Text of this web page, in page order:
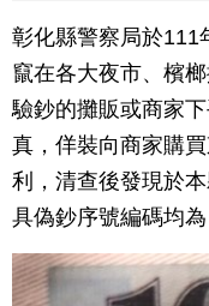
彰化縣警察局於111
竄在各大夜市、檳
驗鈔的攤販或商家
真，佯裝向商家購
利，清查後發現於
具偽鈔序號編碼均為